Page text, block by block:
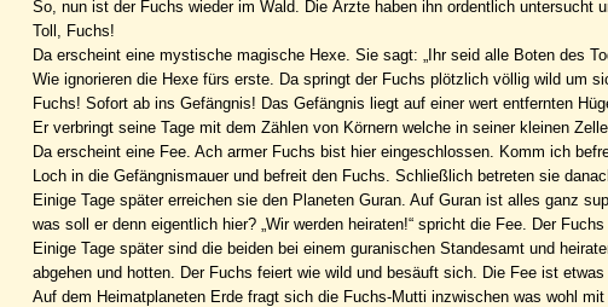
So, nun ist der Fuchs wieder im Wald. Die Ärzte haben ihn ordentlich untersucht
Toll, Fuchs!
Da erscheint eine mystische magische Hexe. Sie sagt: „Ihr seid alle Boten des
Wie ignorieren die Hexe fürs erste. Da springt der Fuchs plötzlich völlig wild um
Fuchs! Sofort ab ins Gefängnis! Das Gefängnis liegt auf einer wert entfernten
Er verbringt seine Tage mit dem Zählen von Körnern welche in seiner kleinen
Da erscheint eine Fee. Ach armer Fuchs bist hier eingeschlossen. Komm ich
Loch in die Gefängnismauer und befreit den Fuchs. Schließlich betreten sie
Einige Tage später erreichen sie den Planeten Guran. Auf Guran ist alles ganz
was soll er denn eigentlich hier? „Wir werden heiraten!“ spricht die Fee. Der
Einige Tage später sind die beiden bei einem guranischen Standesamt und
abgehen und hotten. Der Fuchs feiert wie wild und besäuft sich. Die Fee ist
Auf dem Heimatplaneten Erde fragt sich die Fuchs-Mutti inzwischen was wohl